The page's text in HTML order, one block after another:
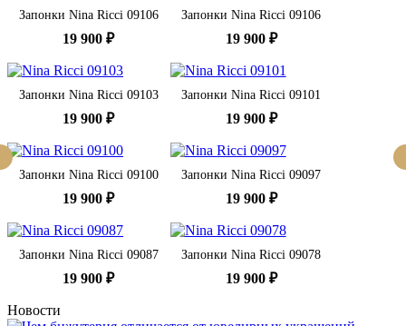
Запонки Nina Ricci 09106
19 900 ₽
Запонки Nina Ricci 09106
19 900 ₽
Запонки Nina Ricci 09103
19 900 ₽
Запонки Nina Ricci 09101
19 900 ₽
Запонки Nina Ricci 09100
19 900 ₽
Запонки Nina Ricci 09097
19 900 ₽
Запонки Nina Ricci 09087
19 900 ₽
Запонки Nina Ricci 09078
19 900 ₽
Новости